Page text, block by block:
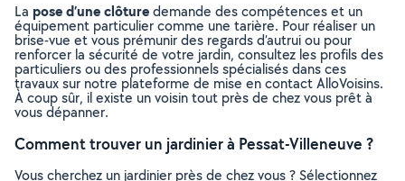
La pose d’une clôturedemande des compétences et un
équipement particulier comme une tarière. Pour réaliser un
brise-vue et vous prémunir des regards d’autrui ou pour
renforcer la sécurité de votre jardin, consultez les profils des
particuliers ou des professionnels spécialisés dans ces
travaux sur notre plateforme de mise en contact AlloVoisins.
À coup sûr, il existe un voisin tout près de chez vous prêt à
vous dépanner.
Comment trouver un jardinier à Pessat-Villeneuve ?
Vous cherchez un jardinier près de chez vous ? Sélectionnez